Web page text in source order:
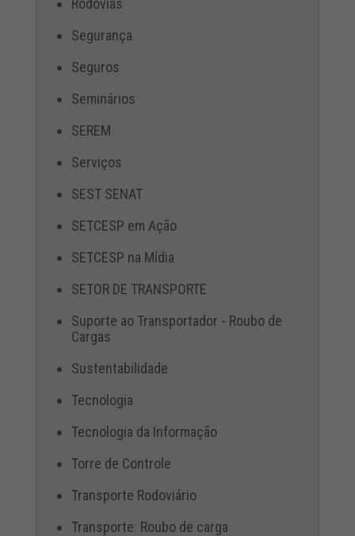
Rodovias
Segurança
Seguros
Seminários
SEREM
Serviços
SEST SENAT
SETCESP em Ação
SETCESP na Mídia
SETOR DE TRANSPORTE
Suporte ao Transportador - Roubo de
Cargas
Sustentabilidade
Tecnologia
Tecnologia da Informação
Torre de Controle
Transporte Rodoviário
Transporte: Roubo de carga